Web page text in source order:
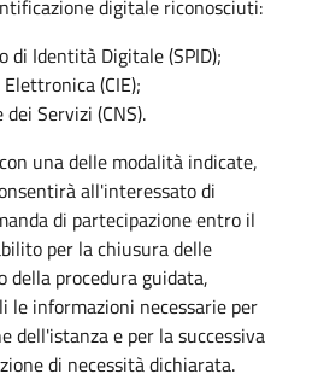
digitale riconosciuti:
di Identità Digitale (SPID);
(CIE);
Servizi (CNS).
una delle modalità indicate,
all'interessato di
di partecipazione entro il
per la chiusura delle
procedura guidata,
le informazioni necessarie per
dell'istanza e per la successiva
di necessità dichiarata.